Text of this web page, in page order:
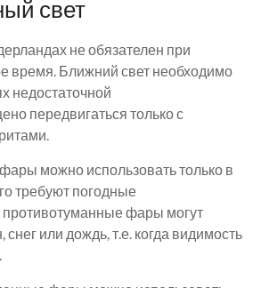
свет
не обязателен при
время. Ближний свет необходимо
недостаточной
передвигаться только с
можно использовать только в
требуют погодные
фары могут
снег или дождь, т.е. когда видимость